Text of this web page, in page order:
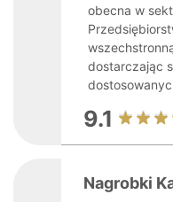
obecna w
dostarczając
9.1
Nagrobki